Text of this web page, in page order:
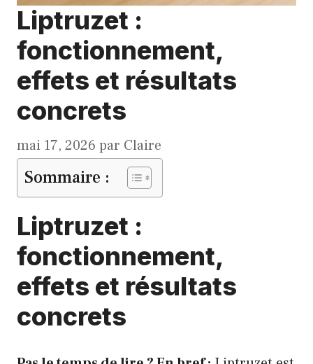
Liptruzet :
fonctionnement,
effets et résultats
concrets
mai 17, 2026 par Claire
Sommaire :
Liptruzet :
fonctionnement,
effets et résultats
concrets